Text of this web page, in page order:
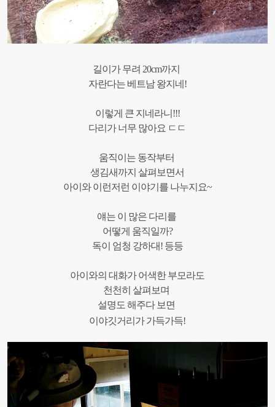
길이가 무려 20cm까지
자란다는 베트남 왕지네!
이렇게 큰 지네라니 !!!
다리가 너무 많아요 ㄷㄷ
움직이는 동작부터
생김새까지 살펴보면서
아이와 이런저런 이야기를 나누지요~
얘는 이 많은 다리를
어떻게 움직일까?
독이 엄청 강하대! 등등
아이와의 대화가 어색한 부모라도
천천히 살펴보며
설명도 해주다 보면
이야깃거리가 가득가득!